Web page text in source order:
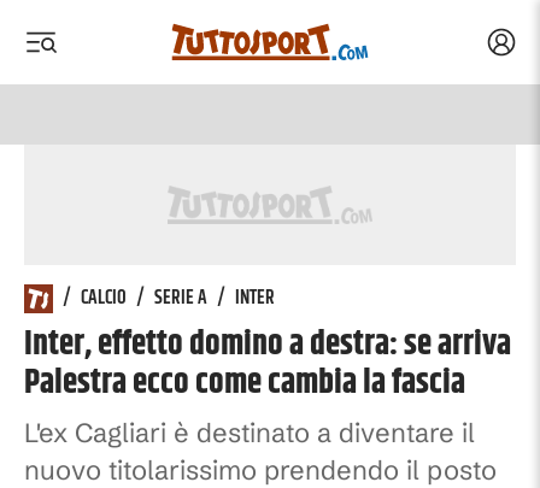
/ CALCIO / SERIE A / INTER
Inter, effetto domino a destra: se arriva
Palestra ecco come cambia la fascia
L'ex Cagliari è destinato a diventare il
nuovo titolarissimo prendendo il posto